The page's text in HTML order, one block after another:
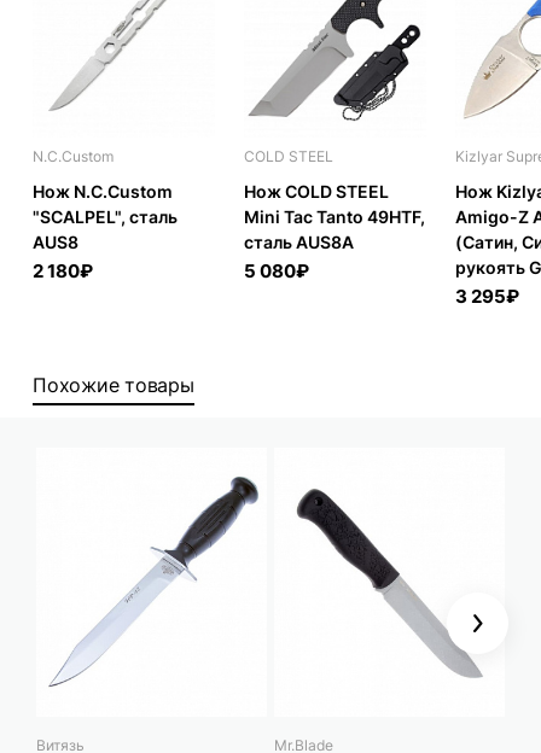
N.C.Custom
Нож N.C.Custom
"SCALPEL", сталь
AUS8
2 180₽
COLD STEEL
Нож COLD STEEL
Mini Tac Tanto 49HTF,
сталь AUS8A
5 080₽
Kizlyar
Нож
Amigo-Z
(Сатин,
рукоять
3 295₽
Похожие товары
Витязь Mr.Blade
Next